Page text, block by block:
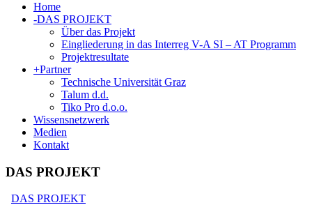
Home
-DAS PROJEKT
Über das Projekt
Eingliederung in das Interreg V-A SI – AT Programm
Projektresultate
+Partner
Technische Universität Graz
Talum d.d.
Tiko Pro d.o.o.
Wissensnetzwerk
Medien
Kontakt
DAS PROJEKT
DAS PROJEKT